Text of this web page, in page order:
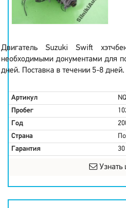
Двигатель Suzuki Swift
необходимыми документами для
дней. Поставка в течении 5-8 дней.
Артикул
Пробег
Год
Страна
Гарантия
Узнать